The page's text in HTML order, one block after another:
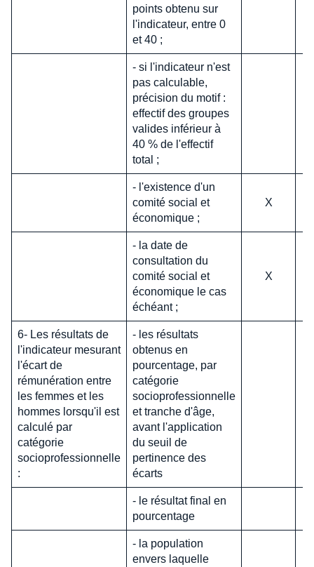
points obtenu sur
l'indicateur, entre 0
et 40 ;
- si l'indicateur n'est
pas calculable,
précision du motif :
effectif des groupes
valides inférieur à
40 % de l'effectif
total ;
- l'existence d'un
comité social et
économique ;
X
- la date de
consultation du
comité social et
économique le cas
échéant ;
X
6- Les résultats de
l'indicateur mesurant
l'écart de
rémunération entre
les femmes et les
hommes lorsqu'il est
calculé par
catégorie
socioprofessionnelle
:
- les résultats
obtenus en
pourcentage, par
catégorie
socioprofessionnelle
et tranche d'âge,
avant l'application
du seuil de
pertinence des
écarts
- le résultat final en
pourcentage
- la population
envers laquelle